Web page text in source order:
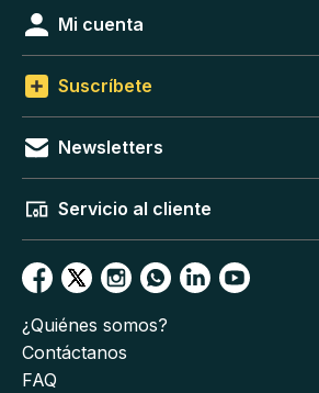
Mi cuenta
Suscríbete
Newsletters
Servicio al cliente
¿Quiénes somos?
Contáctanos
FAQ